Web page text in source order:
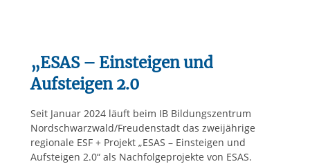
„ESAS – Einsteigen und
Aufsteigen 2.0
Seit Januar 2024 läuft beim IB Bildungszentrum
Nordschwarzwald/Freudenstadt das zweijährige
regionale ESF + Projekt „ESAS – Einsteigen und
Aufsteigen 2.0“ als Nachfolgeprojekte von ESAS.